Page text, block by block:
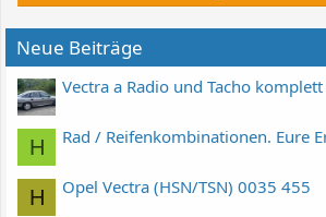
Neue Beiträge
Vectra a Radio und Tacho
H Rad / Reifenkombinationen. Eure
H Opel Vectra (HSN/TSN) 0035 455